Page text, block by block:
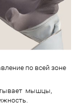
по всей зоне
мышцы,